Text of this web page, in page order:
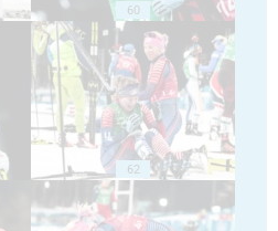
60
62